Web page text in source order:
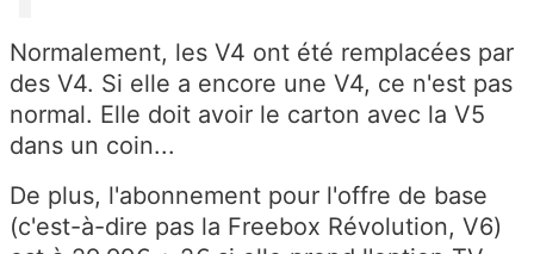
Normalement, les V4 ont été remplacées par
des V4. Si elle a encore une V4, ce n'est pas
normal. Elle doit avoir le carton avec la V5
dans un coin...
De plus, l'abonnement pour l'offre de base
(c'est-à-dire pas la Freebox Révolution, V6)